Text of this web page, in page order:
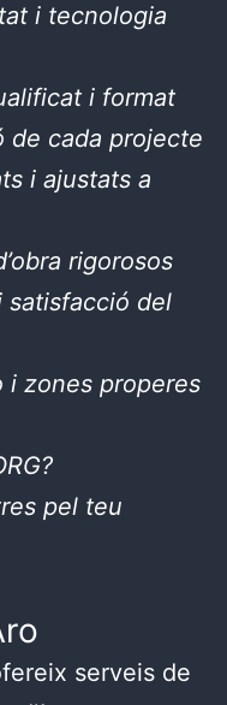
i tecnologia
i format
de cada projecte
i ajustats a
rigorosos
satisfacció del
i zones properes
pel teu
serveis de